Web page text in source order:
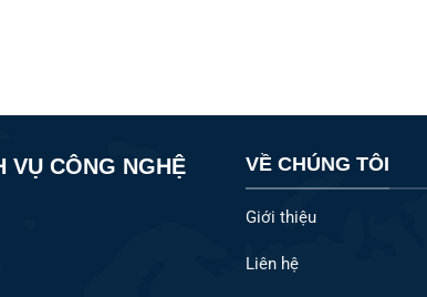
VỤ CÔNG NGHỆ
VỀ CHÚNG TÔI
Giới thiệu
Liên hệ